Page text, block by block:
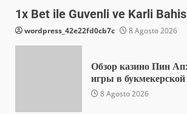
1x Bet ile Guvenli ve Karli
wordpress_42e22fd0cb7c 8 Agosto 2026
Обзор казино Пин
игры в
8 Agosto 2026